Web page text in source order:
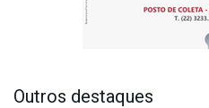
Outros destaques